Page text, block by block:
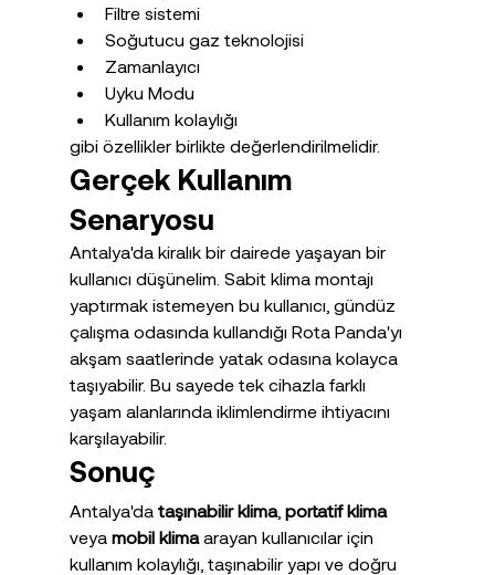
Filtre sistemi
Soğutucu gaz teknolojisi
Zamanlayıcı
Uyku Modu
Kullanım kolaylığı
gibi özellikler birlikte değerlendirilmelidir.
Gerçek Kullanım
Senaryosu
Antalya'da kiralık bir dairede yaşayan bir
kullanıcı düşünelim. Sabit klima montajı
yaptırmak istemeyen bu kullanıcı, gündüz
çalışma odasında kullandığı Rota Panda'yı
akşam saatlerinde yatak odasına kolayca
taşıyabilir. Bu sayede tek cihazla farklı
yaşam alanlarında iklimlendirme ihtiyacını
karşılayabilir.
Sonuç
Antalya'da taşınabilir klima, portatif klima
veya mobil klima arayan kullanıcılar için
kullanım kolaylığı, taşınabilir yapı ve doğru